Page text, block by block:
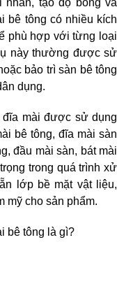
nhẵn, tạo độ bóng và
bê tông có nhiều kích
phù hợp với từng loại
này thường được sử
bảo trì sàn bê tông
dụng.
đĩa mài được sử dụng
bê tông, đĩa mài sàn
đầu mài sàn, bát mài
trong quá trình xử
lớp bề mặt vật liệu,
mỹ cho sản phẩm.